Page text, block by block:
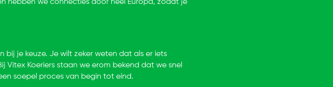
hebben we connecties door heel Europa, zodat je
je keuze. Je wilt zeker weten dat als er iets
Vitex Koeriers staan we erom bekend dat we snel
soepel proces van begin tot eind.